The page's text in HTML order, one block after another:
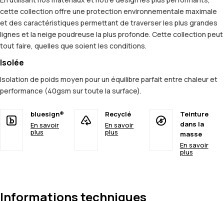
cette collection offre une protection environnementale maximale
et des caractéristiques permettant de traverser les plus grandes
lignes et la neige poudreuse la plus profonde. Cette collection peut
tout faire, quelles que soient les conditions.
Isolée
Isolation de poids moyen pour un équilibre parfait entre chaleur et
performance (40gsm sur toute la surface).
bluesign®
En savoir
plus
Recyclé
En savoir
plus
Teinture
dans la
masse
En savoir
plus
Informations techniques